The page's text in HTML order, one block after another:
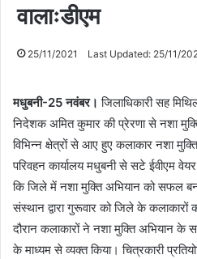
वालाःडीएम
25/11/2021 Last Updated: 25/11/
मधुबनी-25 नवंबर। जिलाधिकारी सह
निदेशक अमित कुमार की प्रेरणा से नशा
विभिन्न क्षेत्रों से आए हुए कलाकार नशा
परिवहन कार्यालय मधुबनी से सटे ईवीएम
कि जिले में नशा मुक्ति अभियान को सफल
संस्थान द्वारा गुरूवार को जिले के
दौरान कलाकारों ने नशा मुक्ति अभियान के
के माध्यम से व्यक्त किया। चित्रकारी